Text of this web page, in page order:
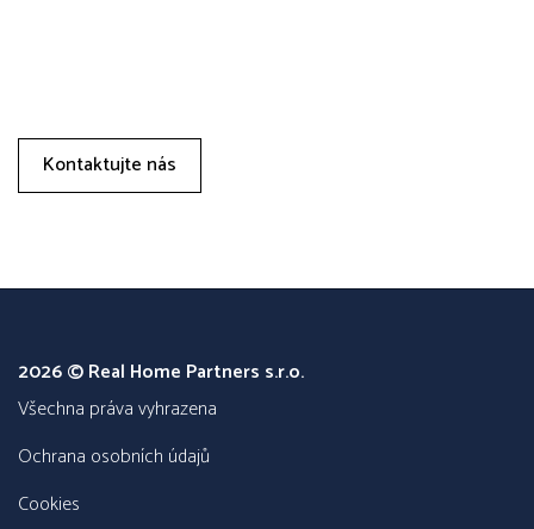
Kontaktujte nás
2026 © Real Home Partners s.r.o.
všechna práva vyhrazena
Ochrana osobních údajů
Cookies